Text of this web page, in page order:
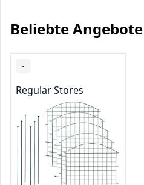
Beliebte Angebote
-
Regular Stores